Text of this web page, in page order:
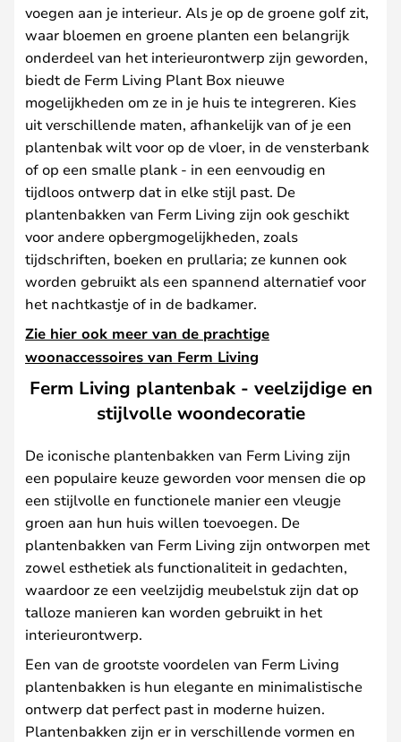
voegen aan je interieur. Als je op de groene golf zit,
waar bloemen en groene planten een belangrijk
onderdeel van het interieurontwerp zijn geworden,
biedt de Ferm Living Plant Box nieuwe
mogelijkheden om ze in je huis te integreren. Kies
uit verschillende maten, afhankelijk van of je een
plantenbak wilt voor op de vloer, in de vensterbank
of op een smalle plank - in een eenvoudig en
tijdloos ontwerp dat in elke stijl past. De
plantenbakken van Ferm Living zijn ook geschikt
voor andere opbergmogelijkheden, zoals
tijdschriften, boeken en prullaria; ze kunnen ook
worden gebruikt als een spannend alternatief voor
het nachtkastje of in de badkamer.
Zie hier ook meer van de prachtige
woonaccessoires van Ferm Living
Ferm Living plantenbak - veelzijdige en
stijlvolle woondecoratie
De iconische plantenbakken van Ferm Living zijn
een populaire keuze geworden voor mensen die op
een stijlvolle en functionele manier een vleugje
groen aan hun huis willen toevoegen. De
plantenbakken van Ferm Living zijn ontworpen met
zowel esthetiek als functionaliteit in gedachten,
waardoor ze een veelzijdig meubelstuk zijn dat op
talloze manieren kan worden gebruikt in het
interieurontwerp.
Een van de grootste voordelen van Ferm Living
plantenbakken is hun elegante en minimalistische
ontwerp dat perfect past in moderne huizen.
Plantenbakken zijn er in verschillende vormen en